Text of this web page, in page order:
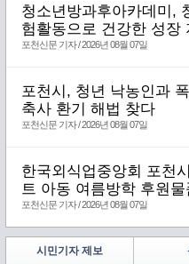
청소년방과후아카데미,
험활동으로 건강한 성장
포천신문 기자 / 2026년 08월 07일
포천시, 청년 낙농인과
축사 환기 해법 찾다
포천신문 기자 / 2026년 08월 07일
한국외식업중앙회 포천
트 아동 여름방학 후원
포천신문 기자 / 2026년 08월 07일
시민기자 제보